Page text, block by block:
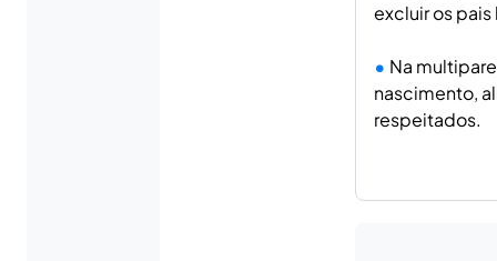
excluir os
Na
nascimento,
respeitados.